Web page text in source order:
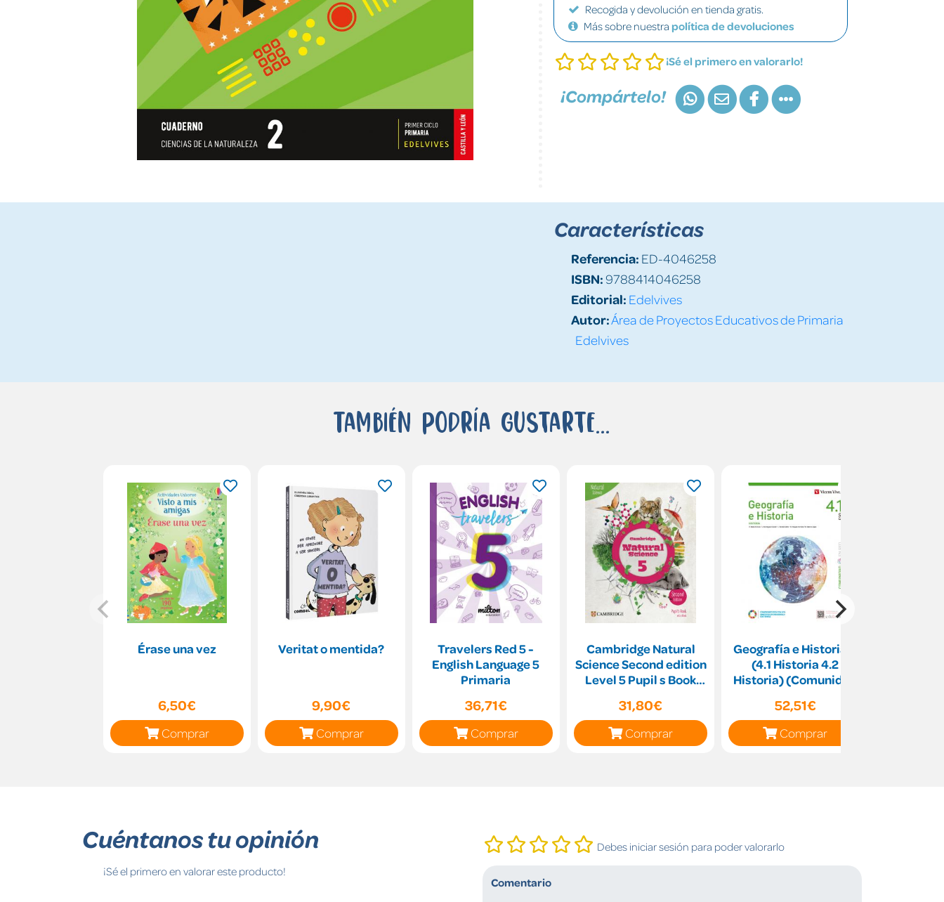
Recogida y devolución en tienda gratis.
Más sobre nuestra política de devoluciones
¡Sé el primero en valorarlo!
¡Compártelo!
Características
Referencia: ED-4046258
ISBN:9788414046258
Editorial: Edelvives
Autor:Área de Proyectos Educativos de Primaria
Edelvives
También podría gustarte...
Érase una vez
6,50€
Comprar
Veritat o mentida?
9,90€
Comprar
Travelers Red 5 -
English Language 5
Primaria
36,71€
Comprar
Cambridge Natural
Science Second edition
Level 5 Pupil s Book
31,80€
Comprar
Geografía e Historia 4
(4.1 Historia 4.2
Historia) (Comunidad
52,51€
Comprar
Cuéntanos tu opinión
¡Sé el primero en valorar este producto!
Debes iniciar sesión para poder valorarlo